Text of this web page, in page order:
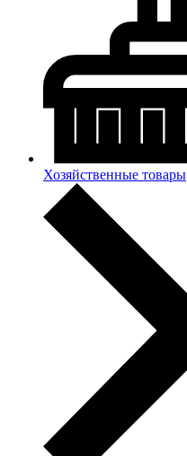
Хозяйственные товары